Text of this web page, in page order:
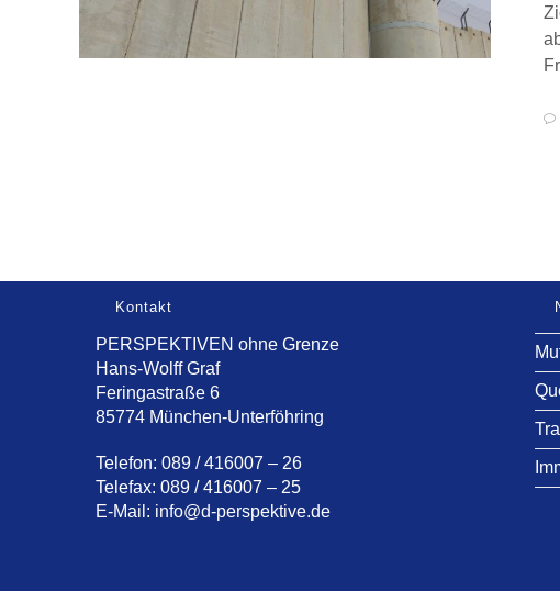
Kontakt
PERSPEKTIVEN ohne Grenze
Hans-Wolff Graf
Feringastraße 6
85774 München-Unterföhring
Telefon: 089 / 416007 – 26
Telefax: 089 / 416007 – 25
E-Mail: info@d-perspektive.de